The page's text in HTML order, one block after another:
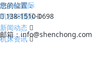
凯发k8国际
138-1510-0698
邮箱：info@shenchong.com
您的位置：
凯发k8国际
新闻动态
机床资讯